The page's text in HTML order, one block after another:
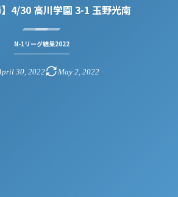
】4/30 高川学園 3-1 玉野光南
N-1リーグ結果2022
30, 2022 May 2 ,2022